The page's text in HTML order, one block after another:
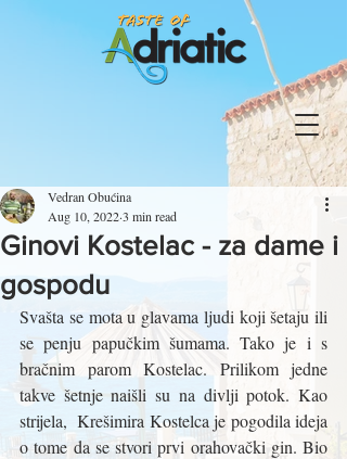
Ginovi Kostelac - za dame i
gospodu
Vedran Obućina
Aug 10, 20223 min read
Svašta se mota u glavama ljudi koji šetaju ili
se penju papučkim šumama. Tako je i s
bračnim parom Kostelac. Prilikom jedne
takve šetnje naišli su na divlji potok. Kao
strijela,  Krešimira Kostelca je pogodila ideja
o tome da se stvori prvi orahovački gin. Bio